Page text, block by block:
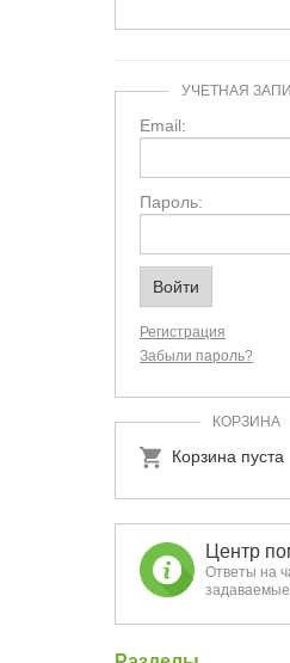
УЧЕТНАЯ
Email:
Пароль:
Регистрация
Забыли пароль?
КОРЗИНА
Корзина пуста
Центр
Ответы на